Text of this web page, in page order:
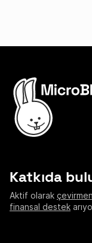
Katkıda
Aktif olarak
finansal destek